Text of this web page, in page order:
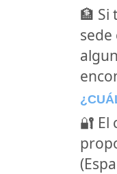
🏦 Si
sede
🔐 El